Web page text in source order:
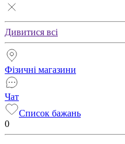
Дивитися всі
Фізичні магазини
Чат
Список бажань
0